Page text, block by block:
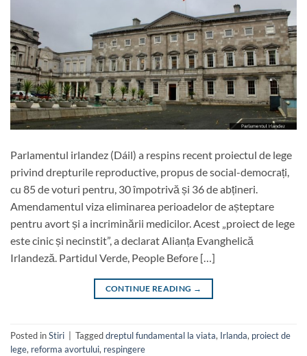
Parlamentul irlandez (Dáil) a respins recent proiectul de lege
privind drepturile reproductive, propus de social-democrați,
cu 85 de voturi pentru, 30 împotrivă și 36 de abțineri.
Amendamentul viza eliminarea perioadelor de așteptare
pentru avort și a incriminării medicilor. Acest „proiect de lege
este cinic și necinstit”, a declarat Alianța Evanghelică
Irlandeză. Partidul Verde, People Before […]
CONTINUE READING →
Posted inStiri Taggeddreptul fundamental la viata, Irlanda, proiect de
lege, reforma avortului, respingere